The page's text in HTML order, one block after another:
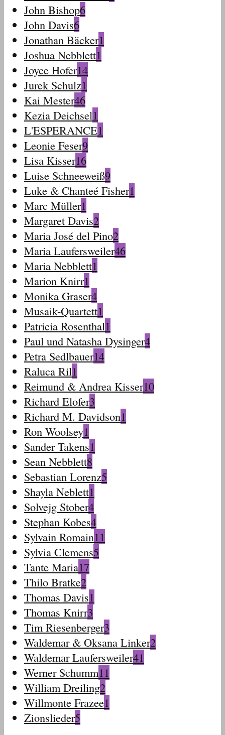
John Bishop6
John Davis6
Jonathan Bäcker1
Joshua Nebblett1
Joyce Hofer14
Jurek Schulz1
Kai Mester46
Kezia Deichsel1
L'ESPERANCE1
Leonie Feser9
Lisa Kisser16
Luise Schneeweiß9
Luke & Chanteé Fisher1
Marc Müller1
Margaret Davis2
Maria José del Pino2
Maria Laufersweiler46
Maria Nebblett1
Marion Knirr1
Monika Graser4
Musaik-Quartett1
Patricia Rosenthal1
Paul und Natasha Dysinger4
Petra Sedlbauer14
Raluca Ril1
Reimund & Andrea Kisser10
Richard Elofer3
Richard M. Davidson1
Ron Woolsey1
Sander Takens1
Sean Nebblett8
Sebastian Lorenz5
Shayla Neblett1
Solvejg Stober4
Stephan Kobes4
Sylvain Romain11
Sylvia Clemens5
Tante Maria17
Thilo Bratke2
Thomas Davis1
Thomas Knirr3
Tim Riesenberger3
Waldemar & Oksana Linker2
Waldemar Laufersweiler41
Werner Schumm11
William Dreiling2
Willmonte Frazee1
Zionslieder5